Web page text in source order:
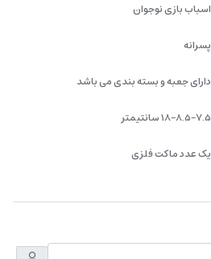
اسباب بازی نوجوان
پسرانه
دارای جعبه و بسته بندی می باشد
18-8.5-7.5 سانتیمتر
یک عدد ماکت فلزی